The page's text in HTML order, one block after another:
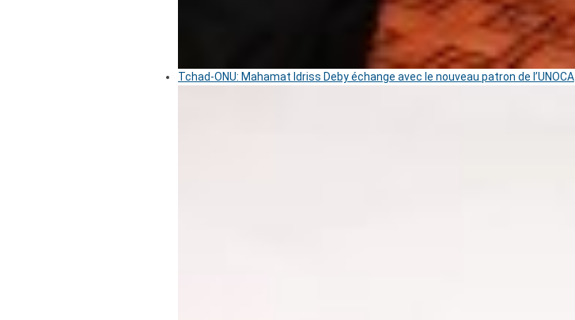
Tchad-ONU: Mahamat Idriss Deby échange avec le nouveau patron de l’UNOCA